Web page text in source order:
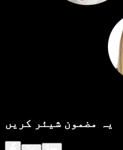
یہ مضمون شیئر کریں